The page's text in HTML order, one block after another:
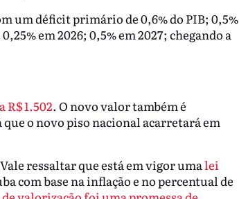
um déficit primário de 0,6% do PIB; 0,5%
em 2026; 0,5% em 2027; chegando a
R$ 1.502. O novo valor também é
o novo piso nacional acarretará em
ressaltar que está em vigor umalei
com base na inflação e no percentual de